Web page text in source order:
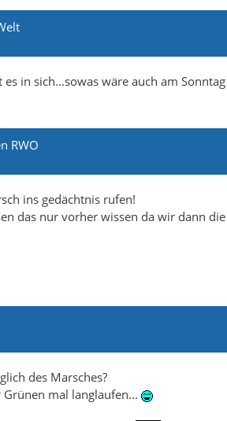
in sich...sowas wäre auch am
RWO
ins gedächtnis rufen!
das nur vorher wissen da wir dann
des Marsches?
mal langlaufen...